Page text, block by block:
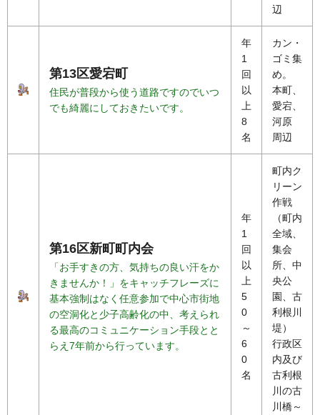
辺
第13区愛宕町
住民が普段から使う道路ですのでいつ
でも綺麗にしておきたいです。
年
1
回
以
上
8
名
カン・
ゴミ集
め。
本町、
愛宕、
河原
周辺
第16区新町町内会
「お手すきの方、気持ちの良い汗をか
きませんか！」をキャッチフレーズに
基本強制はなく任意参加で中心市街地
の空洞化と少子高齢化の中、考えられ
る最高のコミュニケーション手段とと
らえ7年前から行っています。
年
1
回
以
上
5
0
～
6
0
名
町内ク
リーン
作戦
（町内
全域、
集会
所、中
央公
園、古
利根川
堤）
行政区
内及び
古利根
川の古
川橋～